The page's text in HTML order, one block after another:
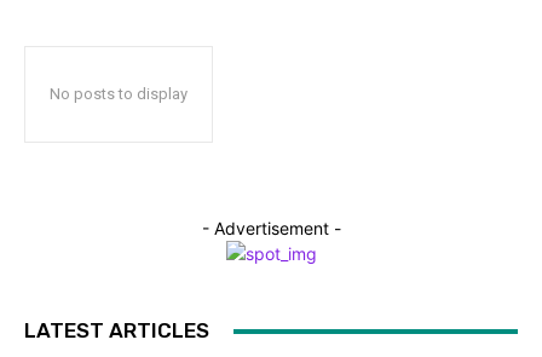
No posts to display
- Advertisement -
LATEST ARTICLES